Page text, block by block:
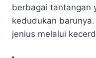
berbagai tantangan
kedudukan
jenius melalui